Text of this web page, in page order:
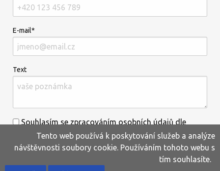
E-mail*
Text
Souhlasím se zpracováním osobních údajů dle
informací uvedenýchzde.*
Tento web používá k poskytování služeb a analýze
návštěvnosti soubory cookie. Používáním tohoto webu s
tím souhlasíte.